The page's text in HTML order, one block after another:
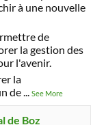
à une nouvelle
de
la gestion des
l'avenir.
la
de...See More
de Boz